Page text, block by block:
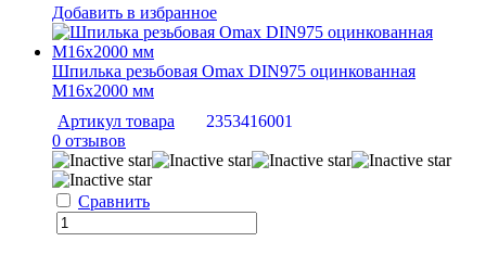
Добавить в избранное
Шпилька резьбовая Omax DIN975 оцинкованная
М16х2000 мм
Артикул товара
2353416001
0 отзывов
Сравнить